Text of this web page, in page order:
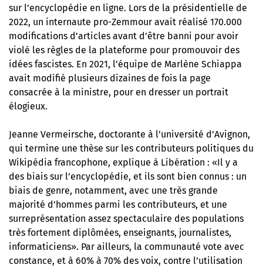
sur l’encyclopédie en ligne. Lors de la présidentielle de
2022, un internaute pro-Zemmour avait réalisé 170.000
modifications d’articles avant d’être banni pour avoir
violé les règles de la plateforme pour promouvoir des
idées fascistes. En 2021, l’équipe de Marlène Schiappa
avait modifié plusieurs dizaines de fois la page
consacrée à la ministre, pour en dresser un portrait
élogieux.
Jeanne Vermeirsche, doctorante à l’université d’Avignon,
qui termine une thèse sur les contributeurs politiques du
Wikipédia francophone, explique à Libération : «Il y a
des biais sur l’encyclopédie, et ils sont bien connus : un
biais de genre, notamment, avec une très grande
majorité d’hommes parmi les contributeurs, et une
surreprésentation assez spectaculaire des populations
très fortement diplômées, enseignants, journalistes,
informaticiens». Par ailleurs, la communauté vote avec
constance, et à 60% à 70% des voix, contre l’utilisation